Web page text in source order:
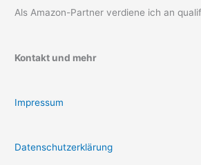
Als Amazon-Partner verdiene ich an
Kontakt und mehr
Impressum
Datenschutzerklärung